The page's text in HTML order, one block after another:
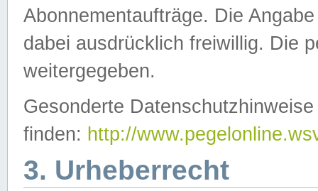
Abonnementaufträge. Die
dabei ausdrücklich freiwillig. Die
weitergegeben.
Gesonderte
finden: http://
3. Urheberrecht